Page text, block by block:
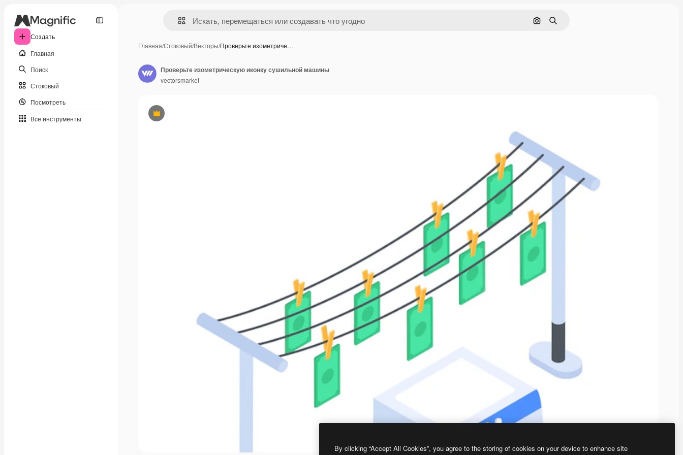
Создать
Главная
Поиск
Стоковый
Посмотреть
Все инструменты
Поиск по изображению
Поиск
Главная/Стоковый/Векторы/Проверьте изометриче…
Премиум
Проверьте изометрическую иконку сушильной машины
vectorsmarket
By clicking “Accept All Cookies”, you agree to the storing of cookies on your device to enhance site